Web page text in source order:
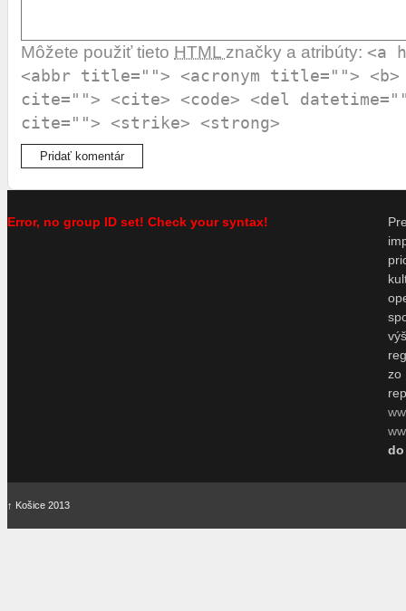
Môžete použiť tieto HTML značky a atribúty: <a
<abbr title=""> <acronym title=""> <b>
cite=""> <cite> <code> <del
cite=""> <strike> <strong>
Error, no group ID set! Check your syntax!
↑ Košice 2013